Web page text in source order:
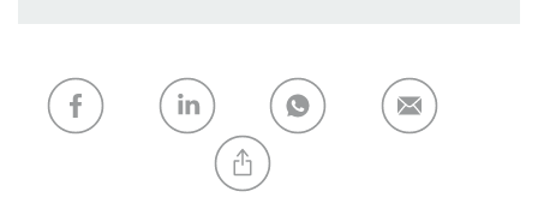
My list ADD
CREATE A NEW LIST